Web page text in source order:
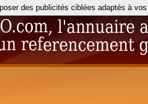
des publicités ciblées adaptés à